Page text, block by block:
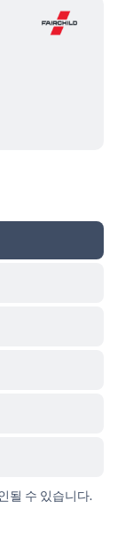
될 수 있습니다.